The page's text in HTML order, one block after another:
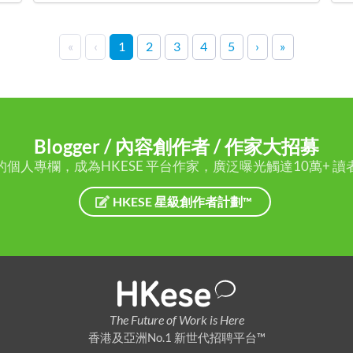
« ‹ 1 2 3 4 5 › »
Blogger / 內容創作者 / 作家大招募
個人專欄，成為HKESE 平台作家，廣泛曝光觸達10萬+ 讀
HKESE 星級創作者計劃™
The Future of Work is Here
香港及亞洲No.1 新世代招聘平台™